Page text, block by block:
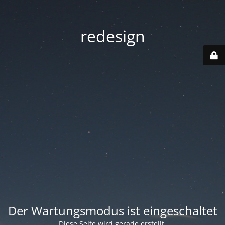
redesign
Der Wartungsmodus ist eingeschaltet